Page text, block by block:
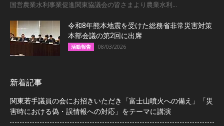
国営農業水利事業促進関東協議会の皆さまより農業水利...
令和8年熊本地震を受けた総務省非常災害対策
本部会議の第2回に出席
活動報告 08/03/2026
新着記事
関東若手議員の会にお招きいただき「富士山噴火への備え」「災
害時における偽・誤情報への対応」をテーマに講演